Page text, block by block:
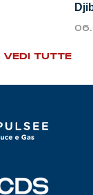
VEDI TUTTE